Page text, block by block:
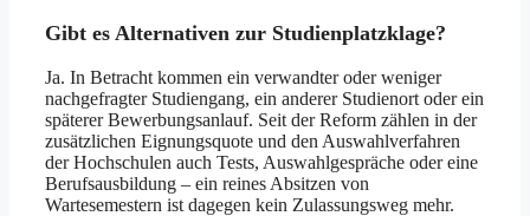
Gibt es Alternativen zur Studienplatzklage?
Ja. In Betracht kommen ein verwandter oder weniger
nachgefragter Studiengang, ein anderer Studienort oder ein
späterer Bewerbungsanlauf. Seit der Reform zählen in der
zusätzlichen Eignungsquote und den Auswahlverfahren
der Hochschulen auch Tests, Auswahlgespräche oder eine
Berufsausbildung – ein reines Absitzen von
Wartesemestern ist dagegen kein Zulassungsweg mehr.